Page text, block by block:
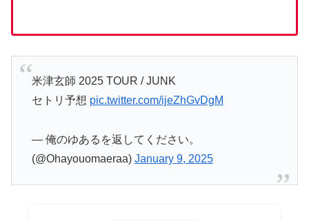
米津玄師 2025 TOUR / JUNK
セトリ予想 pic.twitter.com/ijeZhGvDgM
— 俺のゆあるを返してください。
(@Ohayouomaeraa) January 9, 2025